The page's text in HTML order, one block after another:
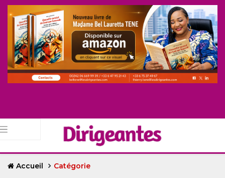
Accueil Catégorie